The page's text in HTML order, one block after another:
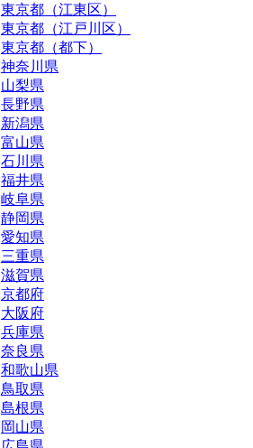
東京都（江東区）
東京都（江戸川区）
東京都（都下）
神奈川県
山梨県
長野県
新潟県
富山県
石川県
福井県
岐阜県
静岡県
愛知県
三重県
滋賀県
京都府
大阪府
兵庫県
奈良県
和歌山県
鳥取県
島根県
岡山県